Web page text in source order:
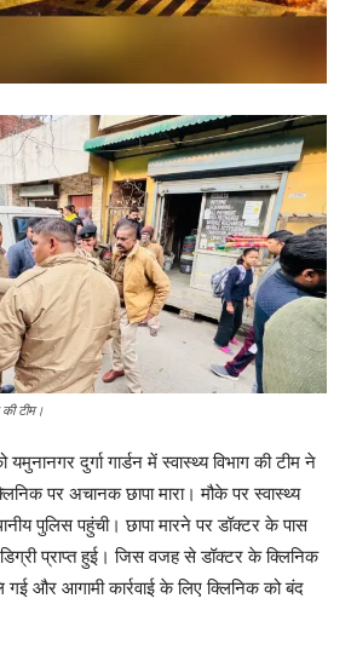
की टीम।
दुर्गा गार्डन में स्वास्थ्य विभाग की टीम ने
पर अचानक छापा मारा। मौके पर स्वास्थ्य
पुलिस पहुंची। छापा मारने पर डॉक्टर के पास
प्राप्त हुई। जिस वजह से डॉक्टर के क्लिनिक
और आगामी कार्रवाई के लिए क्लिनिक को बंद